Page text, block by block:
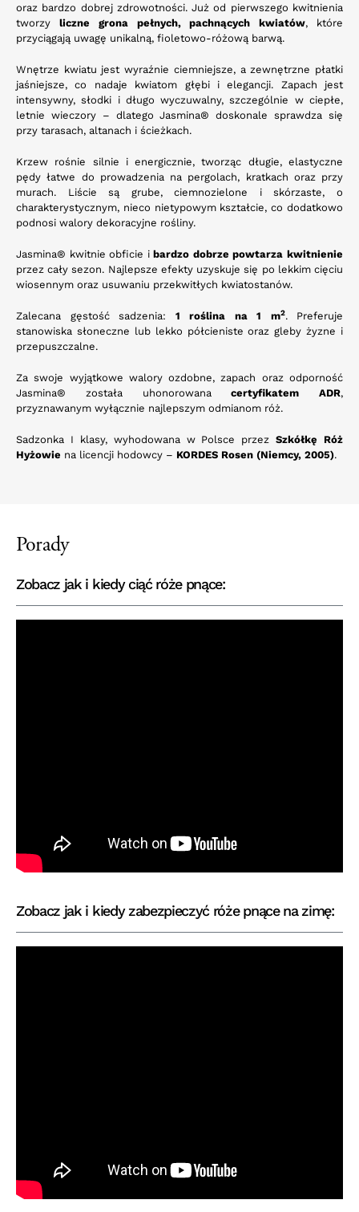
oraz bardzo dobrej zdrowotności. Już od pierwszego kwitnienia
tworzy liczne grona pełnych, pachnących kwiatów, które
przyciągają uwagę unikalną, fioletowo-różową barwą.
Wnętrze kwiatu jest wyraźnie ciemniejsze, a zewnętrzne płatki
jaśniejsze, co nadaje kwiatom głębi i elegancji. Zapach jest
intensywny, słodki i długo wyczuwalny, szczególnie w ciepłe,
letnie wieczory – dlatego Jasmina® doskonale sprawdza się
przy tarasach, altanach i ścieżkach.
Krzew rośnie silnie i energicznie, tworząc długie, elastyczne
pędy łatwe do prowadzenia na pergolach, kratkach oraz przy
murach. Liście są grube, ciemnozielone i skórzaste, o
charakterystycznym, nieco nietypowym kształcie, co dodatkowo
podnosi walory dekoracyjne rośliny.
Jasmina® kwitnie obficie ibardzo dobrze powtarza kwitnienie
przez cały sezon. Najlepsze efekty uzyskuje się po lekkim cięciu
wiosennym oraz usuwaniu przekwitłych kwiatostanów.
Zalecana gęstość sadzenia: 1 roślina na 1 m2. Preferuje
stanowiska słoneczne lub lekko półcieniste oraz gleby żyzne i
przepuszczalne.
Za swoje wyjątkowe walory ozdobne, zapach oraz odporność
Jasmina® została uhonorowanacertyfikatem ADR,
przyznawanym wyłącznie najlepszym odmianom róż.
Sadzonka I klasy, wyhodowana w Polsce przezSzkółkę Róż
Hyżowie na licencji hodowcy – KORDES Rosen (Niemcy, 2005).
Porady
Zobacz jak i kiedy ciąć róże pnące:
Zobacz jak i kiedy zabezpieczyć róże pnące na zimę: